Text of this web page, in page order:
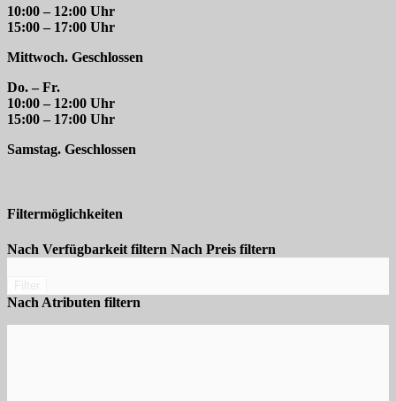
10:00 – 12:00 Uhr
15:00 – 17:00 Uhr
Mittwoch. Geschlossen
Do. – Fr.
10:00 – 12:00 Uhr
15:00 – 17:00 Uhr
Samstag. Geschlossen
Filtermöglichkeiten
Nach Verfügbarkeit filtern Nach Preis filtern
Nach Atributen filtern